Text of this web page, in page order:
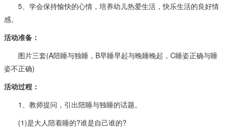
5、学会保持愉快的心情，培养幼儿热爱生活，快乐生活的良好情
感。
活动准备：
图片三套(A陪睡与独睡，B早睡早起与晚睡晚起，C睡姿正确与睡
姿不正确)
活动过程：
1、教师提问，引出陪睡与独睡的话题。
(1)是大人陪着睡的?谁是自己谁的?